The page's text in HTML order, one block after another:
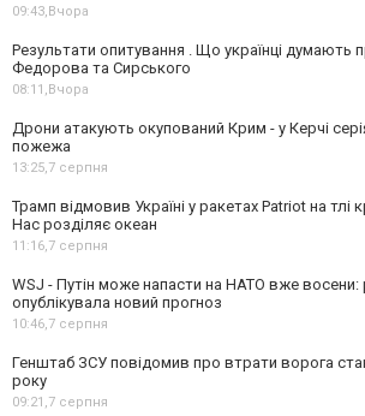
09:43,Вчора
Результати опитування . Що українці думають
Федорова та Сирського
08:11,Вчора
Дрони атакують окупований Крим - у Керчі
пожежа
13:25,7 серпня
Трамп відмовив Україні у ракетах Patriot на тлі
Нас розділяє океан
11:16,7 серпня
WSJ - Путін може напасти на НАТО вже
опублікувала новий прогноз
10:46,7 серпня
Генштаб ЗСУ повідомив про втрати ворога
року
09:21,7 серпня